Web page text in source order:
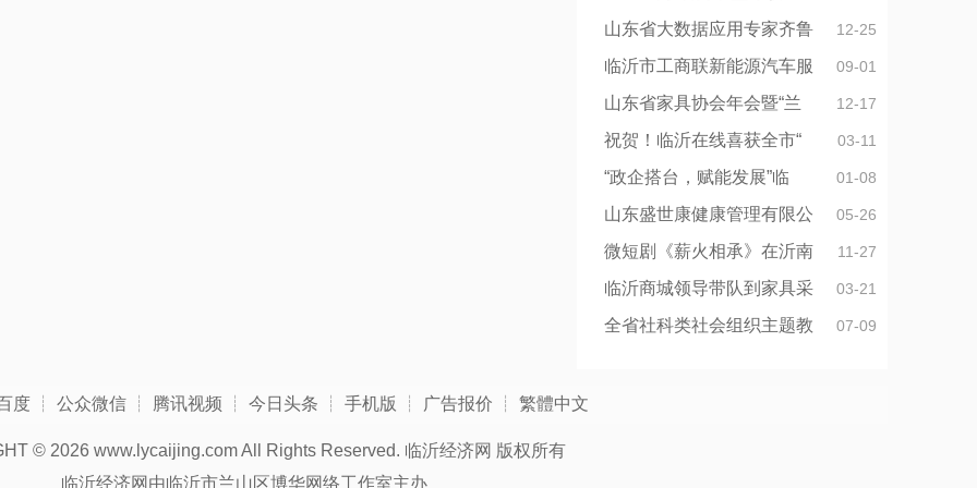
12-25
山东省大数据应用专家齐鲁
09-01
临沂市工商联新能源汽车服
12-17
山东省家具协会年会暨“兰
03-11
祝贺！临沂在线喜获全市“
01-08
“政企搭台，赋能发展”临
05-26
山东盛世康健康管理有限公
11-27
微短剧《薪火相承》在沂南
03-21
临沂商城领导带队到家具采
07-09
全省社科类社会组织主题教
度 ┊ 公众微信 ┊ 腾讯视频 ┊ 今日头条 ┊ 手机版 ┊ 广告报价 ┊ 繁體中文
© 2026 www.lycaijing.com All Rights Reserved. 临沂经济网 版权所有
临沂经济网由临沂市兰山区博华网络工作室主办